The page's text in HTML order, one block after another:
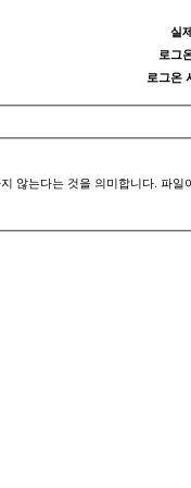
실
로그
로그온
않는다는 것을 의미합니다. 파